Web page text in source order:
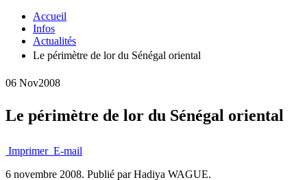
Accueil
Infos
Actualités
Le périmètre de lor du Sénégal oriental
06 Nov2008
Le périmètre de lor du Sénégal oriental
Imprimer E-mail
6 novembre 2008. Publié par Hadiya WAGUE.